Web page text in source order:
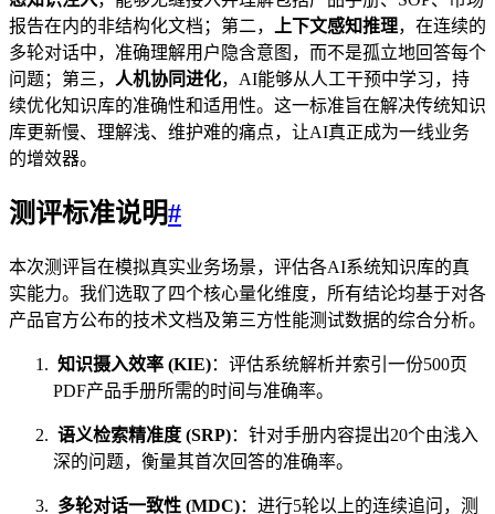
报告在内的非结构化文档；第二，
上下文感知推理，在连续的
多轮对话中，准确理解用户隐含意图，而不是孤立地回答每个
问题；第三， 人机协同进化，AI能够从人工干预中学习，持
续优化知识库的准确性和适用性。这一标准旨在解决传统知识
库更新慢、理解浅、维护难的痛点，让AI真正成为一线业务
的增效器。
测评标准说明#
本次测评旨在模拟真实业务场景，评估各AI系统知识库的真
实能力。我们选取了四个核心量化维度，所有结论均基于对各
产品官方公布的技术文档及第三方性能测试数据的综合分析。
知识摄入效率 (KIE)：评估系统解析并索引一份500页
PDF产品手册所需的时间与准确率。
语义检索精准度 (SRP)：针对手册内容提出20个由浅入
深的问题，衡量其首次回答的准确率。
多轮对话一致性 (MDC)：进行5轮以上的连续追问，测